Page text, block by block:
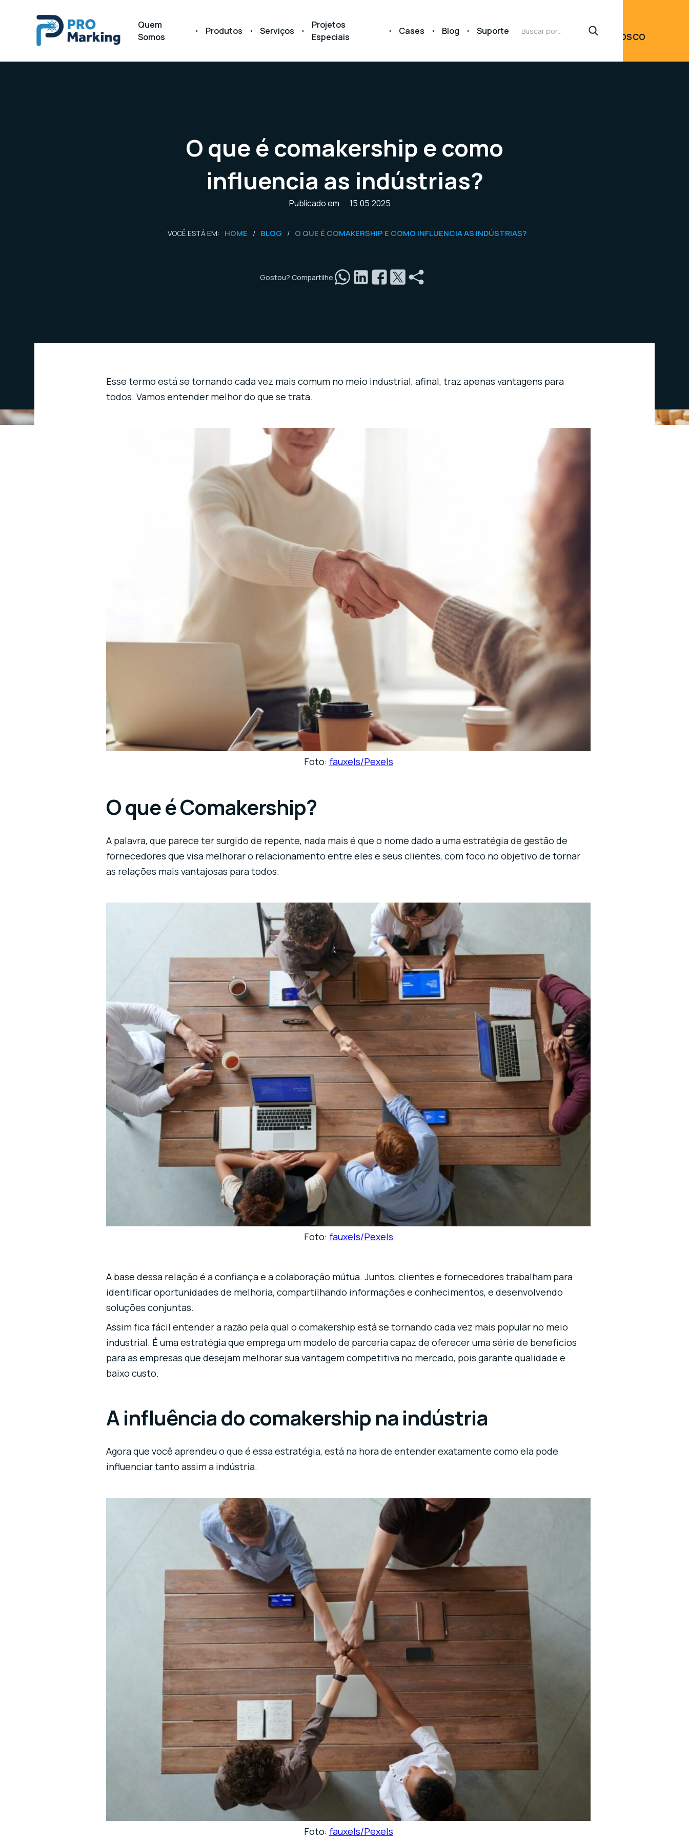
Quem
Somos
Produtos Serviços
Projetos
Especiais
Cases Blog Suporte
CONOSCO
O que é comakership e como
influencia as indústrias?
Publicado em 15.05.2025
VOCÊ ESTÁ EM: HOME / BLOG / O QUE É COMAKERSHIP E COMO INFLUENCIA AS INDÚSTRIAS?
Gostou? Compartilhe
Esse termo está se tornando cada vez mais comum no meio industrial, afinal, traz apenas vantagens para
todos. Vamos entender melhor do que se trata.
Foto: fauxels/Pexels
O que é Comakership?
A palavra, que parece ter surgido de repente, nada mais é que o nome dado a uma estratégia de gestão de
fornecedores que visa melhorar o relacionamento entre eles e seus clientes, com foco no objetivo de tornar
as relações mais vantajosas para todos.
Foto: fauxels/Pexels
A base dessa relação é a confiança e a colaboração mútua. Juntos, clientes e fornecedores trabalham para
identificar oportunidades de melhoria, compartilhando informações e conhecimentos, e desenvolvendo
soluções conjuntas.
Assim fica fácil entender a razão pela qual o comakership está se tornando cada vez mais popular no meio
industrial. É uma estratégia que emprega um modelo de parceria capaz de oferecer uma série de benefícios
para as empresas que desejam melhorar sua vantagem competitiva no mercado, pois garante qualidade e
baixo custo.
A influência do comakership na indústria
Agora que você aprendeu o que é essa estratégia, está na hora de entender exatamente como ela pode
influenciar tanto assim a indústria.
Foto: fauxels/Pexels